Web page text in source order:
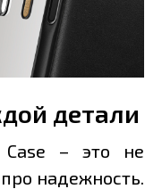
детали
Case – это не
надежность.